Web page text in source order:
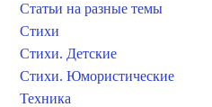
Статьи на разные темы
Стихи
Стихи. Детские
Стихи. Юмористические
Техника